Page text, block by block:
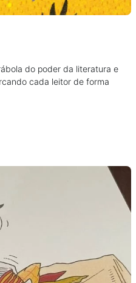
do poder da literatura e
cada leitor de forma